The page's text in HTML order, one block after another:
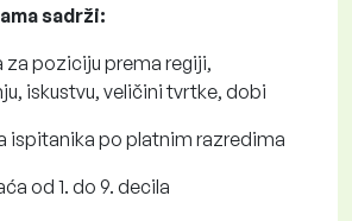
sadrži:
za poziciju prema regiji,
iskustvu, veličini tvrtke, dobi
ispitanika po platnim razredima
od 1. do 9. decila